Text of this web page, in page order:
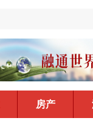
房产